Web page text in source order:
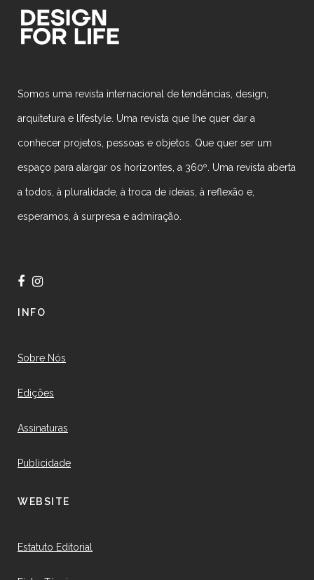
Somos uma revista internacional de tendências, design,
arquitetura e lifestyle. Uma revista que lhe quer dar a
conhecer projetos, pessoas e objetos. Que quer ser um
espaço para alargar os horizontes, a 360º. Uma revista aberta
a todos, à pluralidade, à troca de ideias, à reflexão e,
esperamos, à surpresa e admiração.
INFO
Sobre Nós
Edições
Assinaturas
Publicidade
WEBSITE
Estatuto Editorial